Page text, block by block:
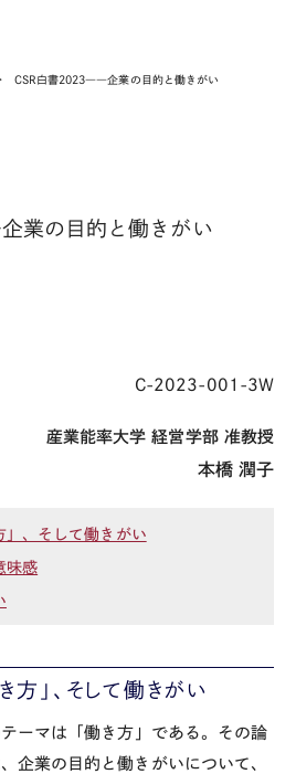
CSR白書2023――企業の目的と働きがい
業の目的と働きがい
C-2023-001-3W
産業能率大学 経営学部 准教授
本橋 潤子
」、そして働きがい
味感
方」、そして働きがい
ーマは「働き方」である。その論
企業の目的と働きがいについて、